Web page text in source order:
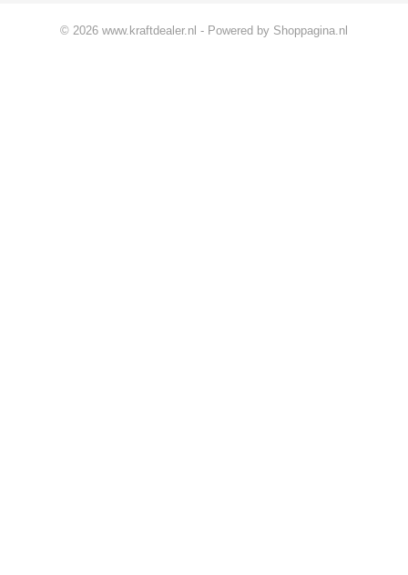
© 2026 www.kraftdealer.nl - Powered by Shoppagina.nl